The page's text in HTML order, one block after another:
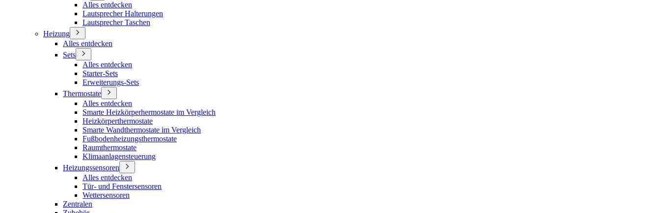
Alles entdecken
Lautsprecher Halterungen
Lautsprecher Taschen
Heizung
Alles entdecken
Sets
Alles entdecken
Starter-Sets
Erweiterungs-Sets
Thermostate
Alles entdecken
Smarte Heizkörperhermostate im Vergleich
Heizkörperthermostate
Smarte Wandthermostate im Vergleich
Fußbodenheizungsthermostate
Raumthermostate
Klimaanlagensteuerung
Heizungssensoren
Alles entdecken
Tür- und Fenstersensoren
Wettersensoren
Zentralen